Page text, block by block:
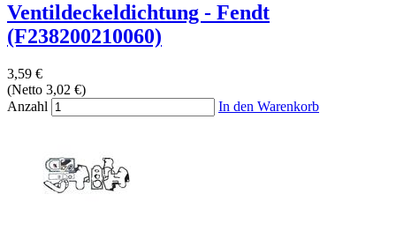
Ventildeckeldichtung - Fendt
(F238200210060)
3,59 €
(Netto 3,02 €)
Anzahl
In den Warenkorb